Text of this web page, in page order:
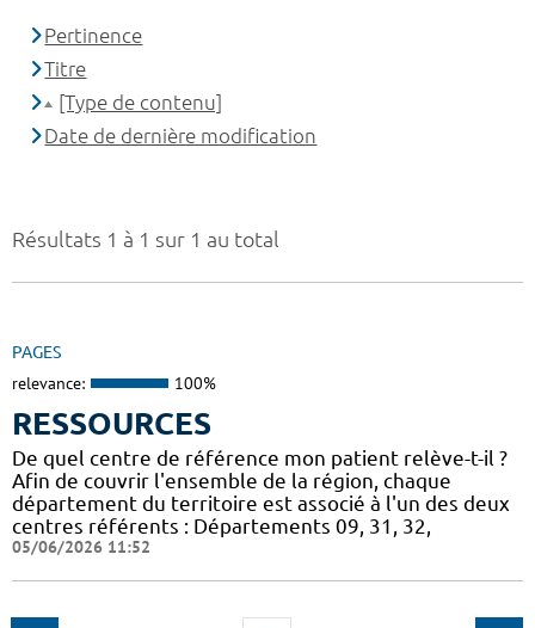
Résultats 1 à 1 sur 1 au total
PAGES
relevance: 100%
RESSOURCES
De quel centre de référence mon patient relève-t-il ?
Afin de couvrir l'ensemble de la région, chaque
département du territoire est associé à l'un des deux
centres référents : Départements 09, 31, 32,
05/06/2026 11:52
Pertinence
Titre
[Type de contenu]
Date de dernière modification